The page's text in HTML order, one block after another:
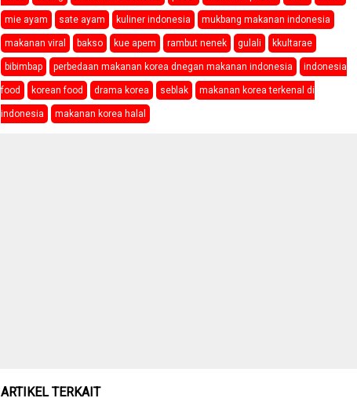
mie ayam sate ayam kuliner indonesia mukbang makanan indonesia
makanan viral bakso kue apem rambut nenek gulali kkultarae
bibimbap perbedaan makanan korea dnegan makanan indonesia indonesia
food korean food drama korea seblak makanan korea terkenal di
indonesia makanan korea halal
ARTIKEL TERKAIT